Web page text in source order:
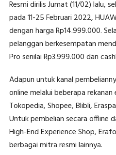
Resmi dirilis Jumat (11/02) lalu,
pada 11-25 Februari 2022,
dengan harga Rp14.999.000.
pelanggan berkesempatan
Pro senilai Rp3.999.000 dan
Adapun untuk kanal
online melalui beberapa
Tokopedia, Shopee, Blibli,
Untuk pembelian secara offline
High-End Experience Shop,
berbagai mitra resmi lainnya.